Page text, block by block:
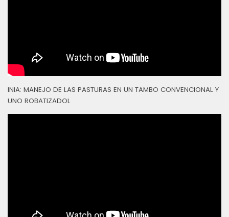
INIA: MANEJO DE LAS PASTURAS EN UN TAMBO CONVENCIONAL Y
UNO ROBATIZADOL